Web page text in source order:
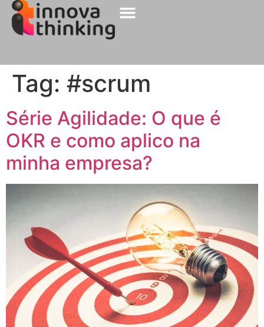
Tag: #scrum
Série Agilidade: O que é
OKR e como aplico na
minha empresa?